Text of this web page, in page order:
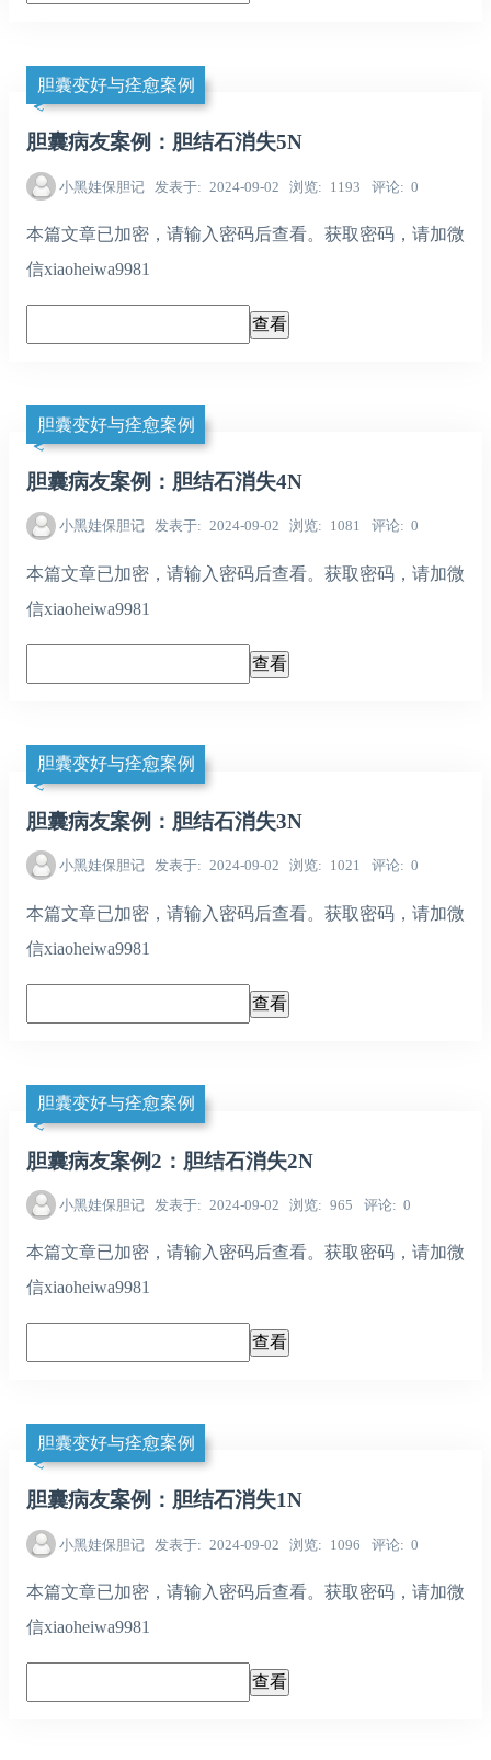
胆囊变好与痊愈案例
胆囊病友案例：胆结石消失5N
小黑娃保胆记 发表于 2024-09-02 浏览 1193 评论 0
本篇文章已加密，请输入密码后查看。获取密码，请加微
信xiaoheiwa9981
胆囊变好与痊愈案例
胆囊病友案例：胆结石消失4N
小黑娃保胆记 发表于 2024-09-02 浏览 1081 评论 0
本篇文章已加密，请输入密码后查看。获取密码，请加微
信xiaoheiwa9981
胆囊变好与痊愈案例
胆囊病友案例：胆结石消失3N
小黑娃保胆记 发表于 2024-09-02 浏览 1021 评论 0
本篇文章已加密，请输入密码后查看。获取密码，请加微
信xiaoheiwa9981
胆囊变好与痊愈案例
胆囊病友案例2：胆结石消失2N
小黑娃保胆记 发表于 2024-09-02 浏览 965 评论 0
本篇文章已加密，请输入密码后查看。获取密码，请加微
信xiaoheiwa9981
胆囊变好与痊愈案例
胆囊病友案例：胆结石消失1N
小黑娃保胆记 发表于 2024-09-02 浏览 1096 评论 0
本篇文章已加密，请输入密码后查看。获取密码，请加微
信xiaoheiwa9981